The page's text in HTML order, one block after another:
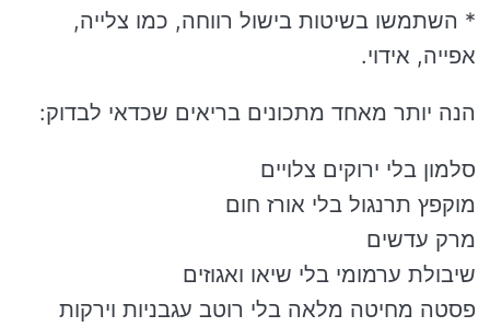
* השתמשו בשיטות בישול רווחה, כמו צלייה,
אפייה, אידוי.
הנה יותר מאחד מתכונים בריאים שכדאי לבדוק:
סלמון בלי ירוקים צלויים
מוקפץ תרנגול בלי אורז חום
מרק עדשים
שיבולת ערמומי בלי שיאו ואגוזים
פסטה מחיטה מלאה בלי רוטב עגבניות וירקות